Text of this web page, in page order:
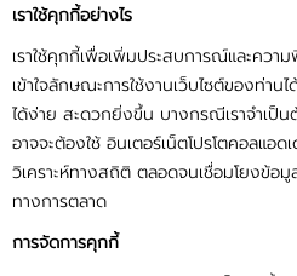
เราใช้คุกกี้อย่างไร
เราใช้คุกกี้เพื่อเพิ่มประสบการณ์และควา
เข้าใจลักษณะการใช้งานเว็บไซต์ของท่านไ
ได้ง่าย สะดวกยิ่งขึ้น บางกรณีเราจำเป็
อาจจะต้องใช้ อินเตอร์เน็ตโปรโตคอลแอ
วิเคราะห์ทางสถิติ ตลอดจนเชื่อมโยงข้อ
ทางการตลาด
การจัดการคุกกี้